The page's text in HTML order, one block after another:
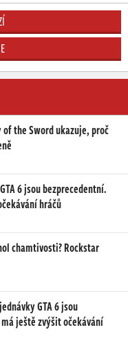
of the Sword ukazuje, proč
6 jsou bezprecedentní.
hráčů
chamtivosti? Rockstar
GTA 6 jsou
ještě zvýšit očekávání